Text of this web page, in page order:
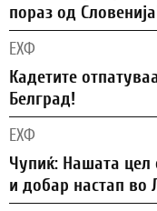
пораз од
ЕХФ
Кадетите
Белград!
ЕХФ
Чупиќ: Нашата цел
и добар настап во